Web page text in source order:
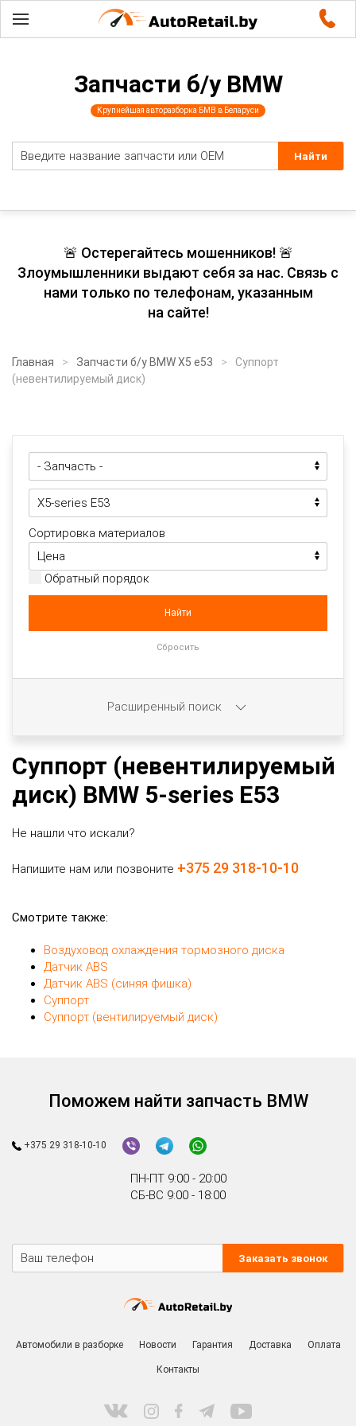
Запчасти б/у BMW
Крупнейшая авторазборка БМВ в Беларуси
🚨 Остерегайтесь мошенников! 🚨
Злоумышленники выдают себя за нас. Связь с
нами только по телефонам, указанным
на сайте!
Главная Запчасти б/у BMW X5 e53
Суппорт
(невентилируемый диск)
Суппорт (невентилируемый
диск) BMW 5-series E53
Не нашли что искали?
Напишите нам или позвоните +375 29 318-10-10
Смотрите также:
Воздуховод охлаждения тормозного диска
Датчик ABS
Датчик ABS (синяя фишка)
Суппорт
Суппорт (вентилируемый диск)
Сортировка материалов
Обратный порядок
Расширенный поиск
Поможем найти запчасть BMW
+375 29 318-10-10
ПН-ПТ 9:00 - 20:00
СБ-ВС 9:00 - 18:00
Заказать звонок
Автомобили в разборке Новости Гарантия Доставка Оплата
Контакты